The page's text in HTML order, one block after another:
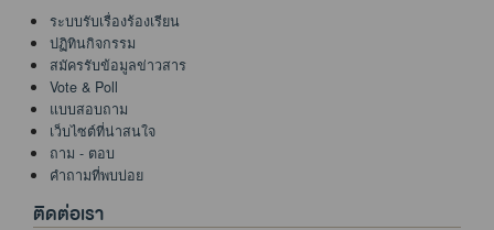
ระบบรับเรื่องร้องเรียน
ปฏิทินกิจกรรม
สมัครรับข้อมูลข่าวสาร
Vote & Poll
แบบสอบถาม
เว็บไซต์ที่น่าสนใจ
ถาม - ตอบ
คำถามที่พบบ่อย
ติดต่อเรา